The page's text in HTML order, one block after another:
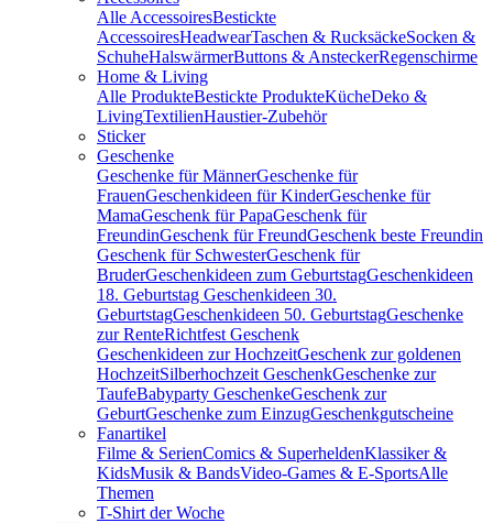
Alle AccessoiresBestickte
AccessoiresHeadwearTaschen & RucksäckeSocken &
SchuheHalswärmerButtons & AnsteckerRegenschirme
Home & Living
Alle ProdukteBestickte ProdukteKücheDeko &
LivingTextilienHaustier-Zubehör
Sticker
Geschenke
Geschenke für MännerGeschenke für
FrauenGeschenkideen für KinderGeschenke für
MamaGeschenk für PapaGeschenk für
FreundinGeschenk für FreundGeschenk beste Freundin
Geschenk für SchwesterGeschenk für
BruderGeschenkideen zum GeburtstagGeschenkideen
18. Geburtstag Geschenkideen 30.
GeburtstagGeschenkideen 50. GeburtstagGeschenke
zur RenteRichtfest Geschenk
Geschenkideen zur HochzeitGeschenk zur goldenen
HochzeitSilberhochzeit GeschenkGeschenke zur
TaufeBabyparty GeschenkeGeschenk zur
GeburtGeschenke zum EinzugGeschenkgutscheine
Fanartikel
Filme & SerienComics & SuperheldenKlassiker &
KidsMusik & BandsVideo-Games & E-SportsAlle
Themen
T-Shirt der Woche